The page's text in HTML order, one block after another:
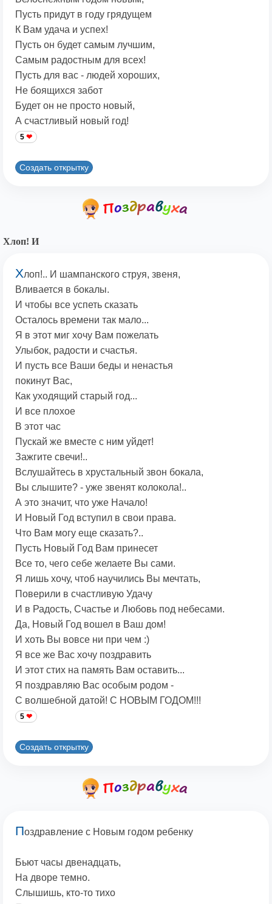
Пусть придут в году грядущем
К Вам удача и успех!
Пусть он будет самым лучшим,
Самым радостным для всех!
Пусть для вас - людей хороших,
Не боящихся забот
Будет он не просто новый,
А счастливый новый год!
5
Создать открытку
Хлоп! И
Хлоп!.. И шампанского струя, звеня,
Вливается в бокалы.
И чтобы все успеть сказать
Осталось времени так мало...
Я в этот миг хочу Вам пожелать
Улыбок, радости и счастья.
И пусть все Ваши беды и ненастья
покинут Вас,
Как уходящий старый год...
И все плохое
В этот час
Пускай же вместе с ним уйдет!
Зажгите свечи!..
Вслушайтесь в хрустальный звон бокала,
Вы слышите? - уже звенят колокола!..
А это значит, что уже Начало!
И Новый Год вступил в свои права.
Что Вам могу еще сказать?..
Пусть Новый Год Вам принесет
Все то, чего себе желаете Вы сами.
Я лишь хочу, чтоб научились Вы мечтать,
Поверили в счастливую Удачу
И в Радость, Счастье и Любовь под небесами.
Да, Новый Год вошел в Ваш дом!
И хоть Вы вовсе ни при чем :)
Я все же Вас хочу поздравить
И этот стих на память Вам оставить...
Я поздравляю Вас особым родом -
С волшебной датой! С НОВЫМ ГОДОМ!!!
5
Создать открытку
Поздравление с Новым годом ребенку
Бьют часы двенадцать,
На дворе темно.
Слышишь, кто-то тихо